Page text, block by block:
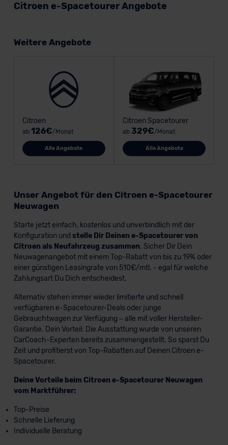
Citroen e-Spacetourer Angebote
Weitere Angebote
Citroen
ab 126€/Monat
Alle Angebote
Citroen Spacetourer
ab 329€/Monat
Alle Angebote
Unser Angebot für den Citroen e-Spacetourer
Neuwagen
Starte jetzt einfach, kostenlos und unverbindlich mit der
Konfiguration und stelle Dir Deinen e-Spacetourer von
Citroen als Neufahrzeug zusammen. Sicher Dir Dein
Neuwagenangebot mit einem Top-Rabatt von bis zu 19% oder
einer günstigen Leasingrate von 510€/mtl. - egal für welche
Zahlungsart Du Dich entscheidest.
Alternativ stehen immer wieder limitierte und schnell
verfügbaren e-Spacetourer-Deals oder junge
Gebrauchtwagen zur Verfügung – alle mit voller Hersteller-
Garantie. Dein Vorteil: Die Ausstattung wurde von unseren
CarCoach-Experten bereits zusammengestellt. So sparst Du
Zeit und profitierst von Top-Rabatten auf Deinen Citroen e-
Spacetourer.
Deine Vorteile beim Citroen e-Spacetourer Neuwagen
vom Marktführer:
Top-Preise
Schnelle Lieferung
Individuelle Beratung